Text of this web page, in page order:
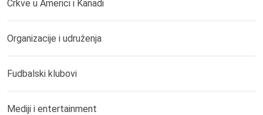
Crkve u Americi i Kanadi
Organizacije i udruženja
Fudbalski klubovi
Mediji i entertainment